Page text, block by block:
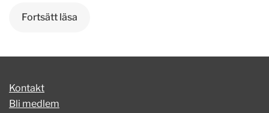
Fortsätt läsa
Kontakt
Bli medlem